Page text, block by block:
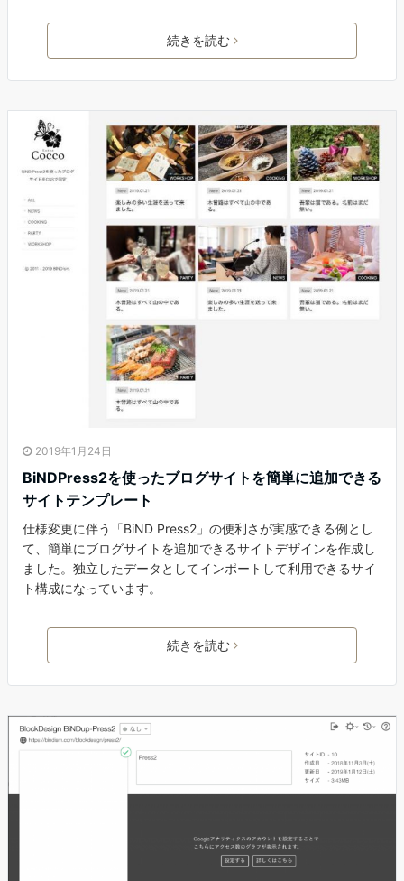
続きを読む
2019年1月24日
BiNDPress2を使ったブログサイトを簡単に追加できる
サイトテンプレート
仕様変更に伴う「BiND Press2」の便利さが実感できる例とし
て、簡単にブログサイトを追加できるサイトデザインを作成し
ました。独立したデータとしてインポートして利用できるサイ
ト構成になっています。
続きを読む